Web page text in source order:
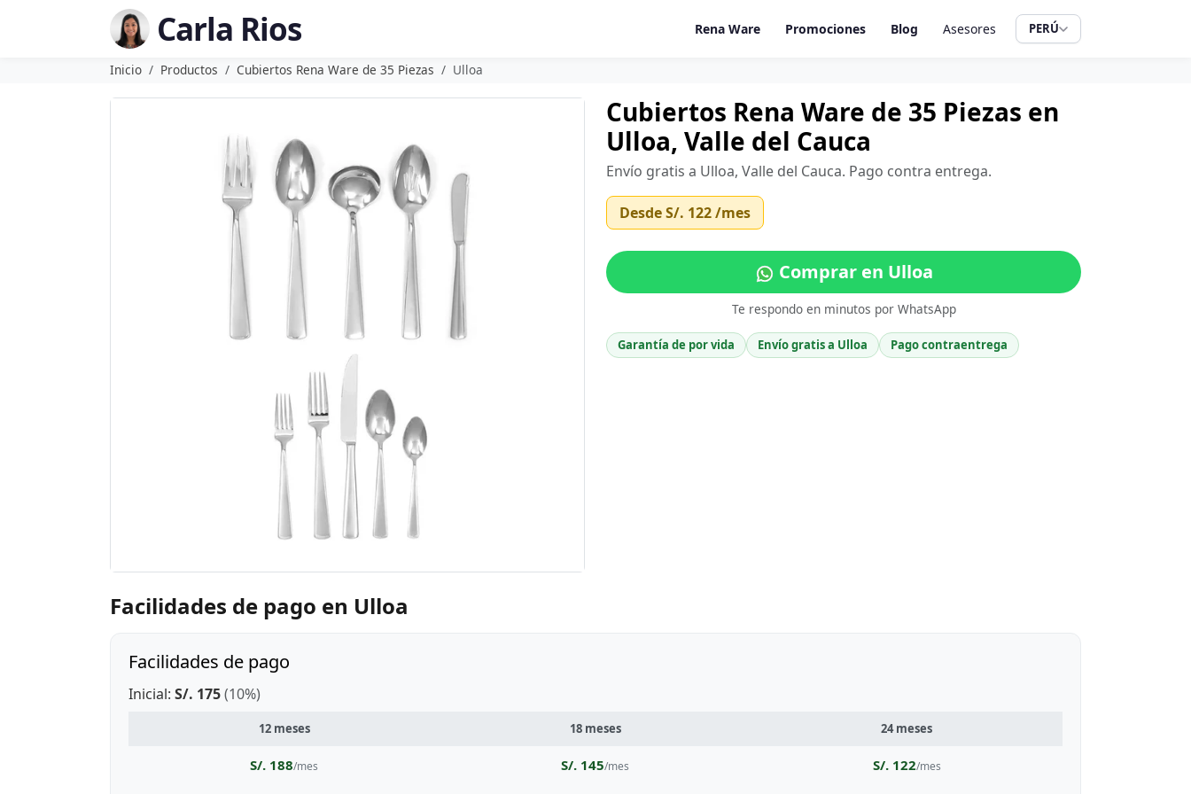
Carla Rios Rena Ware Promociones Blog Asesores PERÚ
Inicio Productos Cubiertos Rena Ware de 35 Piezas Ulloa
Cubiertos Rena Ware de 35 Piezas en
Ulloa, Valle del Cauca
Envío gratis a Ulloa, Valle del Cauca. Pago contra entrega.
DesdeS/. 122/mes
Comprar en Ulloa
Te respondo en minutos por WhatsApp
Garantía de por vida Envío gratis a Ulloa Pago contraentrega
Facilidades de pago en Ulloa
Facilidades de pago
Inicial: S/. 175(10%)
12 meses 18 meses 24 meses
S/. 188/mes S/. 145/mes S/. 122/mes